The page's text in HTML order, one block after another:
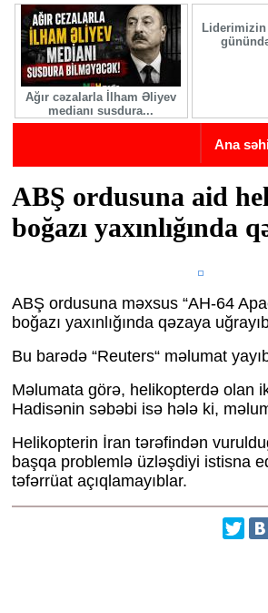
Skip to main content
Ağır cəzalarla İlham Əliyev
medianı susdura...
Ana
ABŞ ordusuna aid
boğazı yaxınlığında
ABŞ ordusuna məxsus “AH-64
boğazı yaxınlığında qəzaya
Bu barədə “Reuters“ məlumat
Məlumata görə, helikopterdə olan
Hadisənin səbəbi isə hələ ki,
Helikopterin İran tərəfindən
başqa problemlə üzləşdiyi istisna
təfərrüat açıqlamayıblar.